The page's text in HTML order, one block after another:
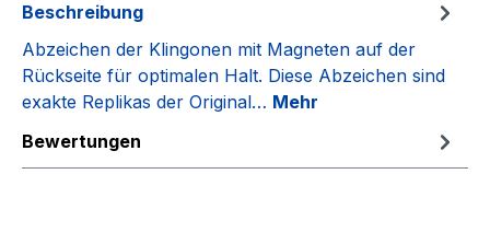
Beschreibung
Abzeichen der Klingonen mit Magneten auf der
Rückseite für optimalen Halt. Diese Abzeichen sind
exakte Replikas der Original… Mehr
Bewertungen